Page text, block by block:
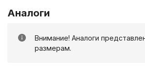
Аналоги
Внимание! Аналоги
размерам.